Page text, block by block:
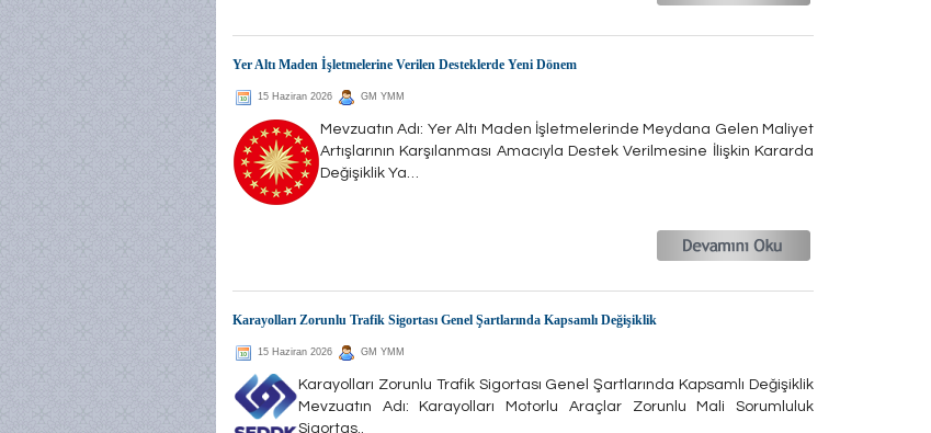
Yer Altı Maden İşletmelerine Verilen Desteklerde Yeni Dönem
15 Haziran 2026 GM YMM
Mevzuatın Adı: Yer Altı Maden İşletmelerinde Meydana Gelen Maliyet
Artışlarının Karşılanması Amacıyla Destek Verilmesine İlişkin Kararda
Değişiklik Ya…
Karayolları Zorunlu Trafik Sigortası Genel Şartlarında Kapsamlı Değişiklik
15 Haziran 2026 GM YMM
Karayolları Zorunlu Trafik Sigortası Genel Şartlarında Kapsamlı Değişiklik
Mevzuatın Adı: Karayolları Motorlu Araçlar Zorunlu Mali Sorumluluk
Sigortas..